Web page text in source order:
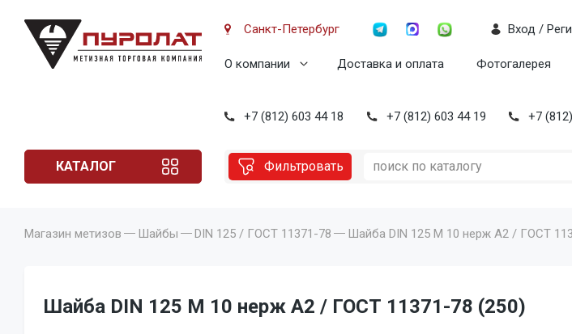
Санкт-Петербург
О компании Доставка и оплата Фотогалерея
Вход /
+7 (812) 603 44 18 +7 (812) 603 44 19 +7
КАТАЛОГ Фильтровать
Магазин метизов Шайбы DIN 125 / ГОСТ 11371-78 Шайба DIN 125 M 10 нерж A2 / ГОСТ
Шайба DIN 125 M 10 нерж A2 / ГОСТ 11371-78 (250)